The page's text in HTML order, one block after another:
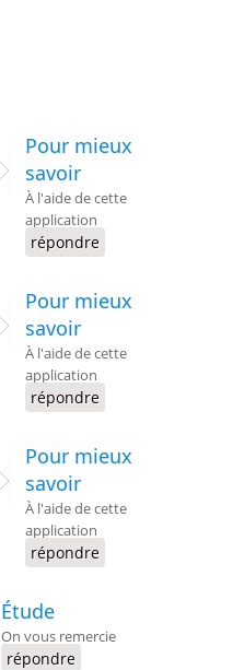
Pour mieux
savoir
À l'aide de cette
application
répondre
Pour mieux
savoir
À l'aide de cette
application
répondre
Pour mieux
savoir
À l'aide de cette
application
répondre
Étude
On vous remercie
répondre